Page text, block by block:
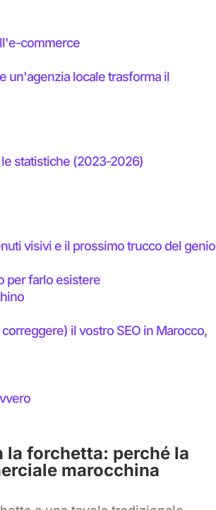
commerce
un'agenzia locale trasforma il
statistiche (2023-2026)
visivi e il prossimo trucco del genio
per farlo esistere
il vostro SEO in Marocco,
la forchetta: perché la
marocchina